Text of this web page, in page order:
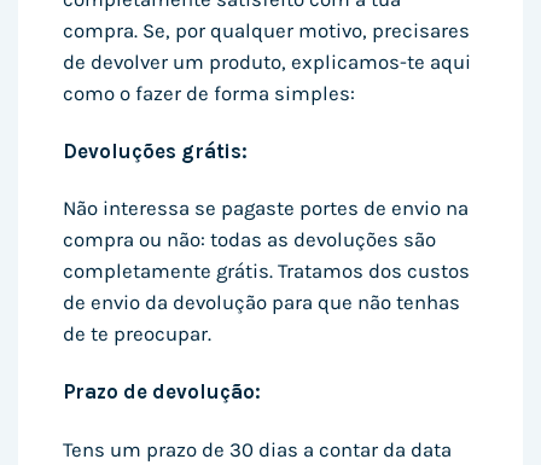
compra. Se, por qualquer motivo, precisares
de devolver um produto, explicamos-te aqui
como o fazer de forma simples:
Devoluções grátis:
Não interessa se pagaste portes de envio na
compra ou não: todas as devoluções são
completamente grátis. Tratamos dos custos
de envio da devolução para que não tenhas
de te preocupar.
Prazo de devolução:
Tens um prazo de 30 dias a contar da data